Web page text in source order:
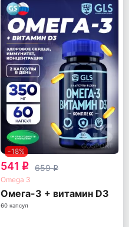
-18%
541 q 659q
Omega 3
Омега-3 + витамин D3
60 капсул